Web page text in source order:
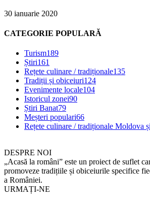
30 ianuarie 2020
CATEGORIE POPULARĂ
Turism189
Știri161
Rețete culinare / tradiționale135
Tradiții și obiceiuri124
Evenimente locale104
Istoricul zonei90
Știri Banat79
Meșteri populari66
Rețete culinare / tradiționale Moldova
DESPRE NOI
„Acasă la români” este un proiect de suflet
promoveze tradițiile și obiceiurile specifice
a României.
URMAȚI-NE